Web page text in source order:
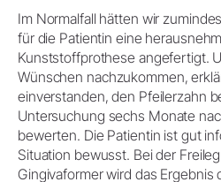
Im Normalfall hätten wir
für die Patientin eine
Kunststoffprothese angefertigt.
Wünschen nachzukommen,
einverstanden, den Pfeilerzahn
Untersuchung sechs Monate
bewerten. Die Patientin ist gut
Situation bewusst. Bei der
Gingivaformer wird das